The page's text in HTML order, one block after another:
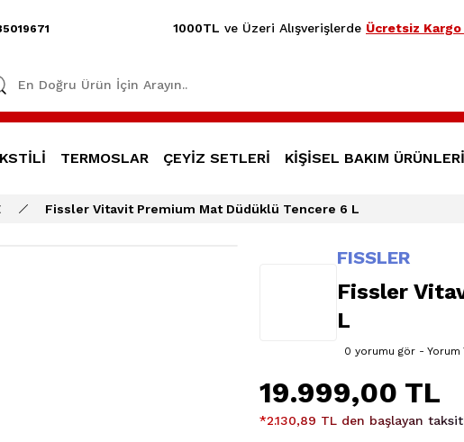
1000TL ve Üzeri Alışverişlerde Ücretsiz Kargo
TERMOSLAR ÇEYİZ SETLERİ KİŞİSEL BAKIM ÜRÜNLERİ
Fissler Vitavit Premium Mat Düdüklü Tencere 6 L
FISSLER
Fissler
L
0 yorumu gör - Yorum
19.999,00 TL
*2.130,89 TL den başlayan